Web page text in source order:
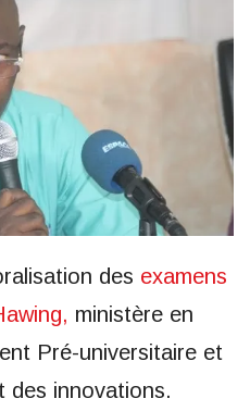
des examens
ministère en
Pré-universitaire et
des innovations.